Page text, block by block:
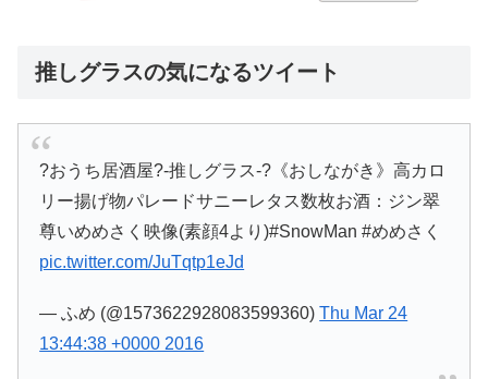
推しグラスの気になるツイート
?おうち居酒屋?-推しグラス-?《おしながき》高カロ
リー揚げ物パレードサニーレタス数枚お酒：ジン翠
尊いめめさく映像(素顔4より)#SnowMan #めめさく
pic.twitter.com/JuTqtp1eJd
— ふめ (@1573622928083599360)Thu Mar 24
13:44:38 +0000 2016